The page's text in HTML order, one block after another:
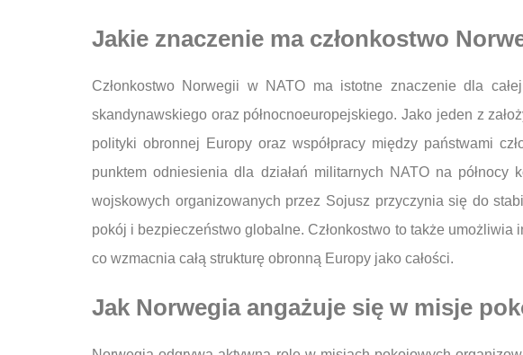
Jakie znaczenie ma członkostwo
Członkostwo Norwegii w NATO ma istotne znaczenie dla
skandynawskiego oraz północnoeuropejskiego. Jako jeden z
polityki obronnej Europy oraz współpracy między państwami
punktem odniesienia dla działań militarnych NATO na
wojskowych organizowanych przez Sojusz przyczynia się do
pokój i bezpieczeństwo globalne. Członkostwo to także
co wzmacnia całą strukturę obronną Europy jako całości.
Jak Norwegia angażuje się w misje